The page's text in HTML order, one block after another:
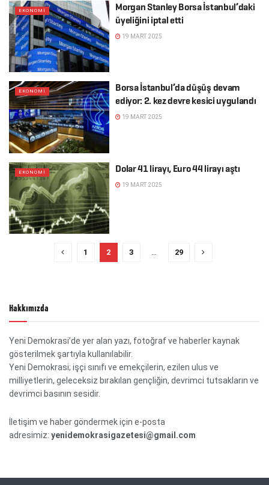
EKONOMI
Morgan Stanley Borsa İstanbul’daki
üyeliğini iptal etti
19 MART 2025
EKONOMI
Borsa İstanbul’da düşüş devam
ediyor: 2. kez devre kesici uygulandı
19 MART 2025
EKONOMI Dolar 41 lirayı, Euro 44 lirayı aştı
19 MART 2025
1 2 3 … 29
Hakkımızda
Yeni Demokrasi’de yer alan yazı, fotoğraf ve haberler kaynak
gösterilmek şartıyla kullanılabilir.
Yeni Demokrasi; işçi sınıfı ve emekçilerin, ezilen ulus ve
milliyetlerin, geleceksiz bırakılan gençliğin, devrimci tutsakların ve
devrimci basının sesidir.
İletişim ve haber göndermek için e-posta
adresimiz: yenidemokrasigazetesi@gmail.com